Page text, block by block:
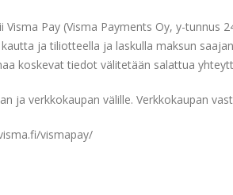
Pay (Visma Payments Oy, y-
ja tiliotteella ja laskulla maksun
koskevat tiedot välitetään salattua
ja verkkokaupan välille. Verkkokaupan
vismapay/